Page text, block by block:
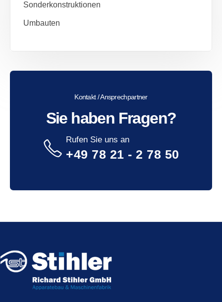
Sonderkonstruktionen
Umbauten
Kontakt / Ansprechpartner
Sie haben Fragen?
Rufen Sie uns an
+49 78 21 - 2 78 50